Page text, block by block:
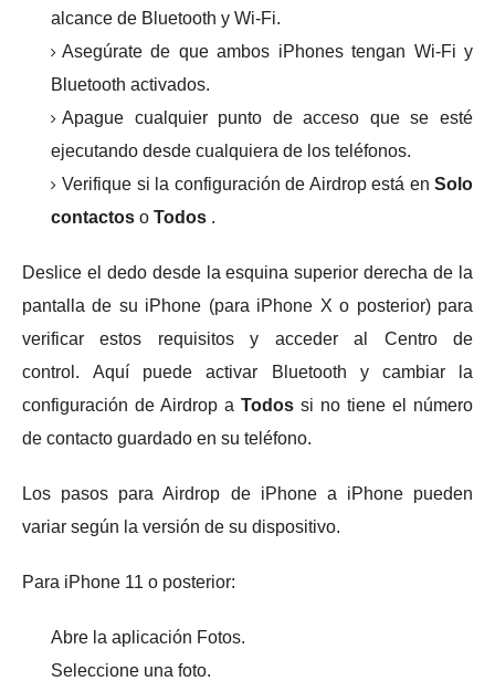
alcance de Bluetooth y Wi-Fi.
Asegúrate de que ambos iPhones tengan Wi-Fi y
Bluetooth activados.
Apague cualquier punto de acceso que se esté
ejecutando desde cualquiera de los teléfonos.
Verifique si la configuración de Airdrop está en Solo
contactos o Todos .
Deslice el dedo desde la esquina superior derecha de la
pantalla de su iPhone (para iPhone X o posterior) para
verificar estos requisitos y acceder al Centro de
control.Aquí puede activar Bluetooth y cambiar la
configuración de Airdrop a Todos si no tiene el número
de contacto guardado en su teléfono.
Los pasos para Airdrop de iPhone a iPhone pueden
variar según la versión de su dispositivo.
Para iPhone 11 o posterior:
Abre la aplicación Fotos.
Seleccione una foto.